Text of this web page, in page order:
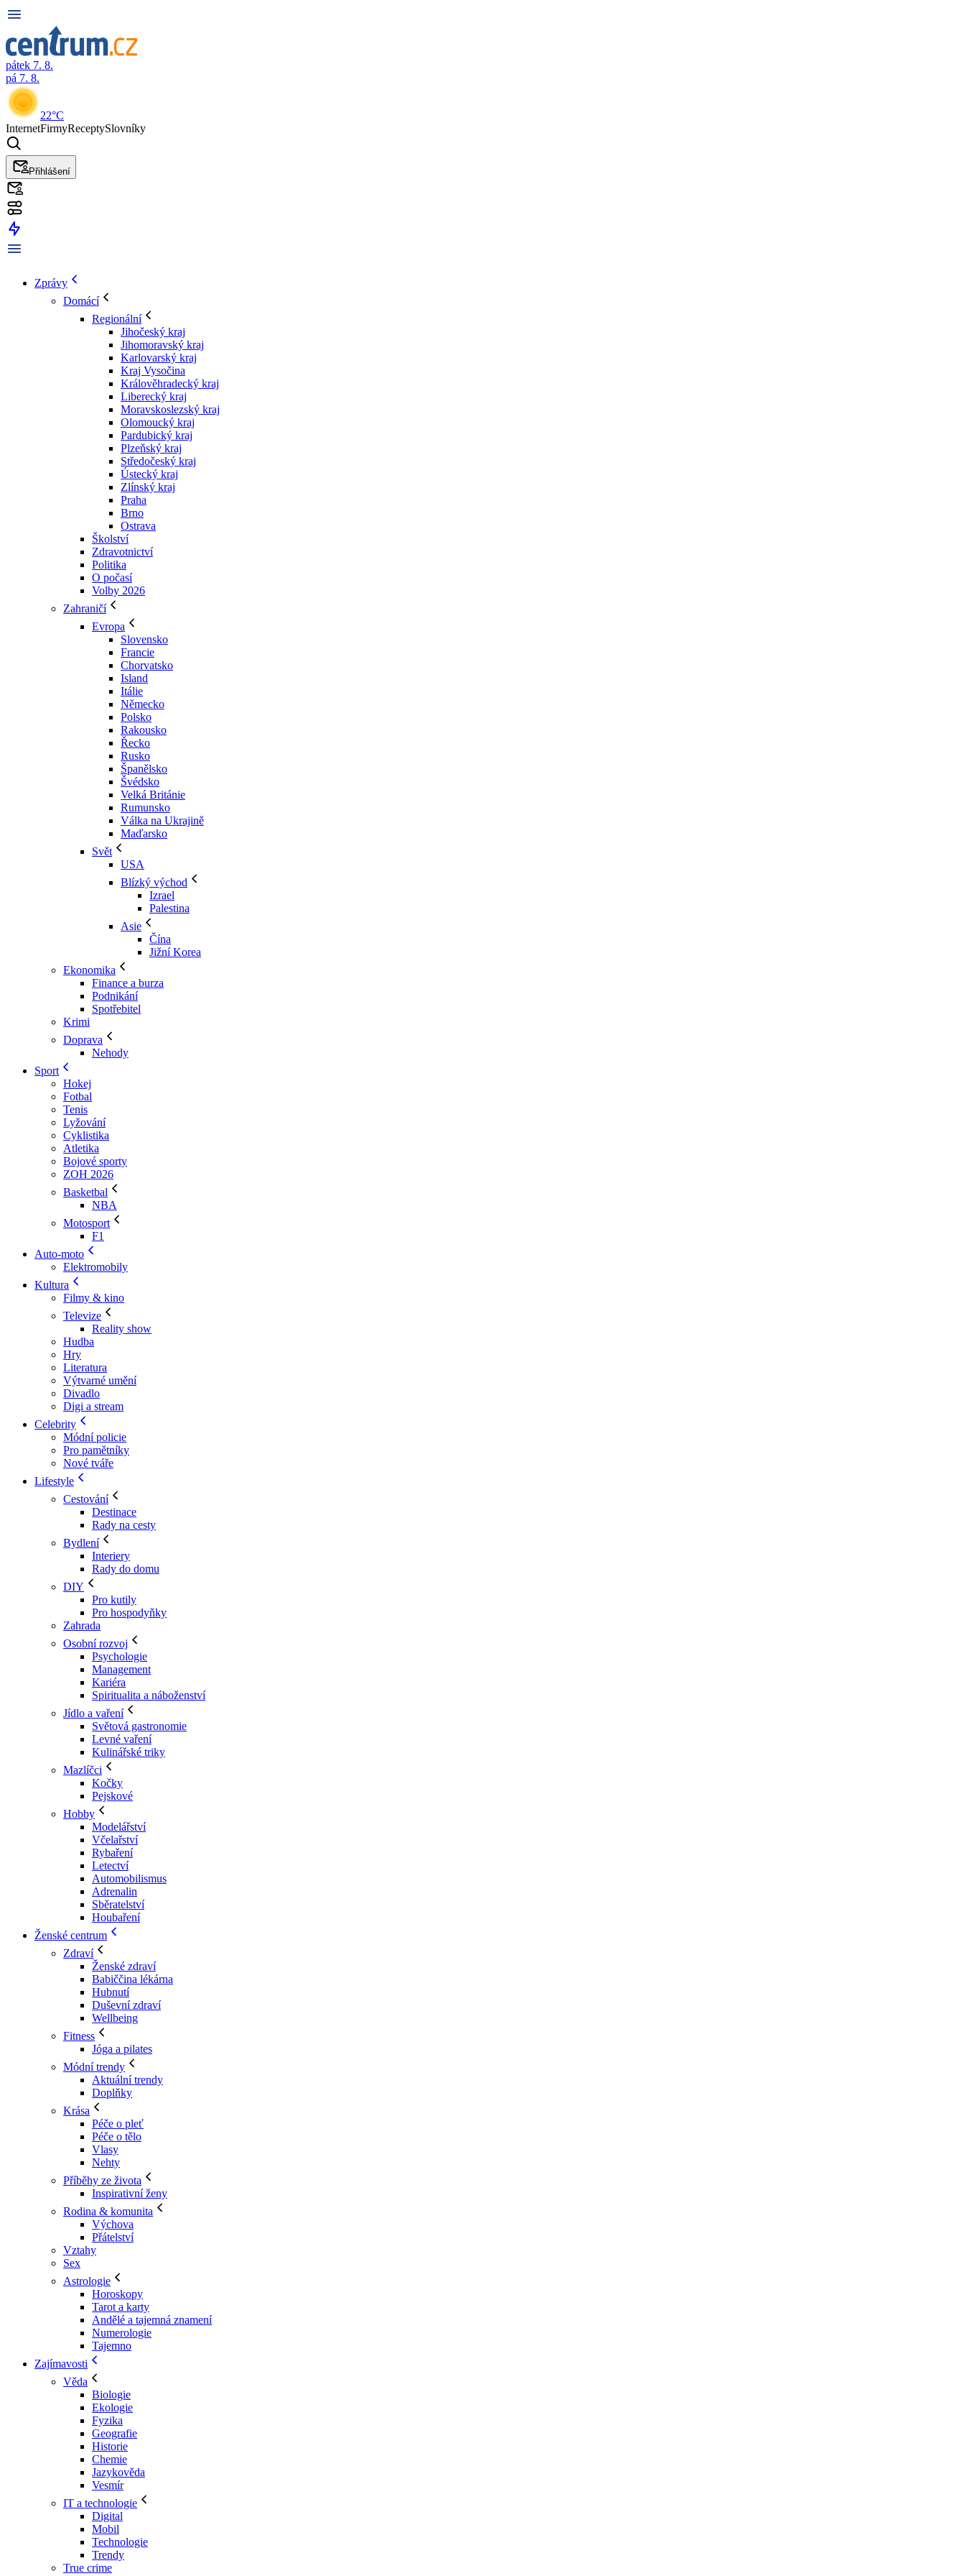
pátek 7. 8.
pá 7. 8.
22°C
InternetFirmyReceptySlovníky
Přihlášení
Zprávy
Domácí
Regionální
Jihočeský kraj
Jihomoravský kraj
Karlovarský kraj
Kraj Vysočina
Králověhradecký kraj
Liberecký kraj
Moravskoslezský kraj
Olomoucký kraj
Pardubický kraj
Plzeňský kraj
Středočeský kraj
Ústecký kraj
Zlínský kraj
Praha
Brno
Ostrava
Školství
Zdravotnictví
Politika
O počasí
Volby 2026
Zahraničí
Evropa
Slovensko
Francie
Chorvatsko
Island
Itálie
Německo
Polsko
Rakousko
Řecko
Rusko
Španělsko
Švédsko
Velká Británie
Rumunsko
Válka na Ukrajině
Maďarsko
Svět
USA
Blízký východ
Izrael
Palestina
Asie
Čína
Jižní Korea
Ekonomika
Finance a burza
Podnikání
Spotřebitel
Krimi
Doprava
Nehody
Sport
Hokej
Fotbal
Tenis
Lyžování
Cyklistika
Atletika
Bojové sporty
ZOH 2026
Basketbal
NBA
Motosport
F1
Auto-moto
Elektromobily
Kultura
Filmy & kino
Televize
Reality show
Hudba
Hry
Literatura
Výtvarné umění
Divadlo
Digi a stream
Celebrity
Módní policie
Pro pamětníky
Nové tváře
Lifestyle
Cestování
Destinace
Rady na cesty
Bydlení
Interiery
Rady do domu
DIY
Pro kutily
Pro hospodyňky
Zahrada
Osobní rozvoj
Psychologie
Management
Kariéra
Spiritualita a náboženství
Jídlo a vaření
Světová gastronomie
Levné vaření
Kulinářské triky
Mazlíčci
Kočky
Pejskové
Hobby
Modelářství
Včelařství
Rybaření
Letectví
Automobilismus
Adrenalin
Sběratelství
Houbaření
Ženské centrum
Zdraví
Ženské zdraví
Babiččina lékárna
Hubnutí
Duševní zdraví
Wellbeing
Fitness
Jóga a pilates
Módní trendy
Aktuální trendy
Doplňky
Krása
Péče o pleť
Péče o tělo
Vlasy
Nehty
Příběhy ze života
Inspirativní ženy
Rodina & komunita
Výchova
Přátelství
Vztahy
Sex
Astrologie
Horoskopy
Tarot a karty
Andělé a tajemná znamení
Numerologie
Tajemno
Zajímavosti
Věda
Biologie
Ekologie
Fyzika
Geografie
Historie
Chemie
Jazykověda
Vesmír
IT a technologie
Digital
Mobil
Technologie
Trendy
True crime